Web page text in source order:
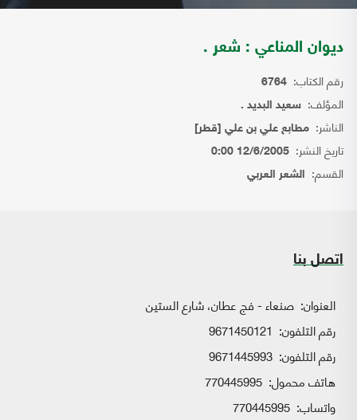
ديوان المناعي : شعر .
رقم الكتاب: 6764
المؤلف: سعيد البديد .
الناشر: مطابع علي بن علي [قطر]
تاريخ النشر: 12/6/2005 0:00
القسم: الشعر العربي
اتصل بنا
العنوان: صنعاء - فج عطان، شارع الستين
رقم التلفون: 9671450121
رقم التلفون: 9671445993
هاتف محمول: 770445995
واتساب: